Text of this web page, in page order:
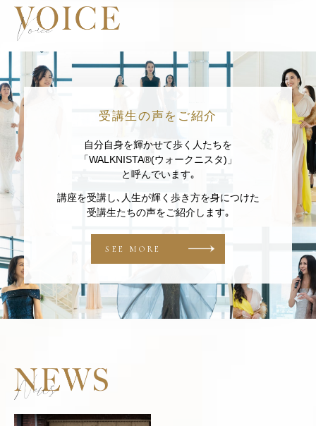
受講生の声をご紹介
自分自身を輝かせて歩く人たちを
「WALKNISTA®(ウォークニスタ)」
と呼んでいます｡
講座を受講し､人生が輝く歩き方を身につけた
受講生たちの声をご紹介します｡
SEE MORE